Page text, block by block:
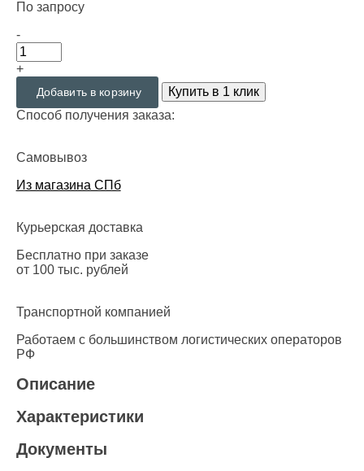
По запросу
-
+
Добавить в корзину
Купить в 1 клик
Способ получения заказа:
Самовывоз
Из магазина СПб
Курьерская доставка
Бесплатно при заказе
от 100 тыс. рублей
Транспортной компанией
Работаем с большинством логистических операторов
РФ
Описание
Характеристики
Документы